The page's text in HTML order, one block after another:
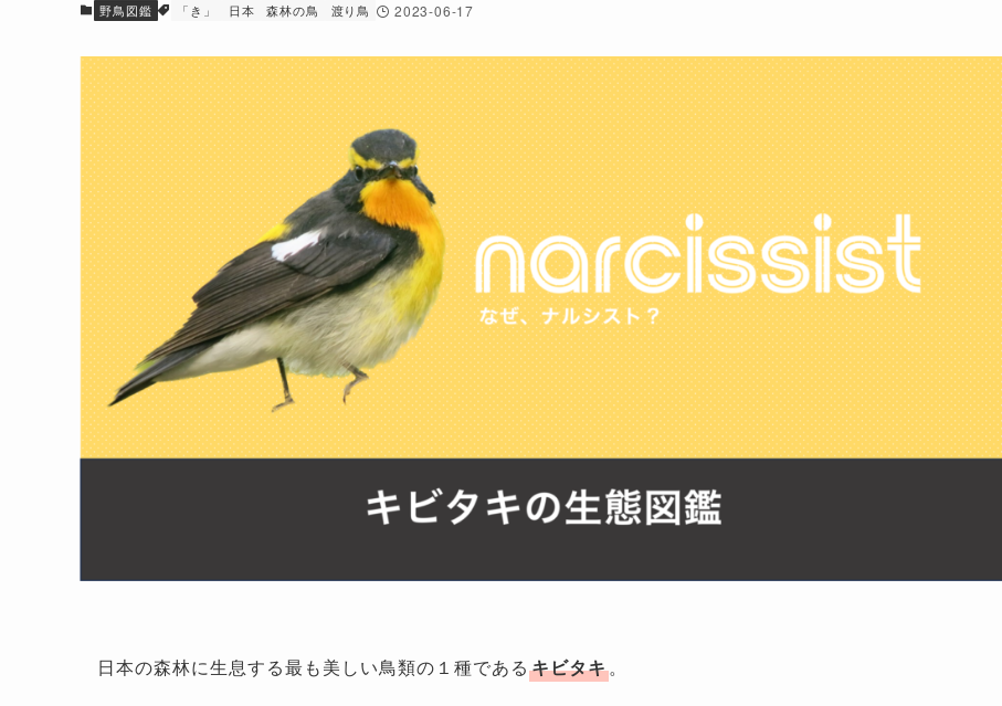
野鳥図鑑 「き」 日本 森林の鳥 渡り鳥 2023-06-17
日本の森林に生息する最も美しい鳥類の１種である キビタキ。